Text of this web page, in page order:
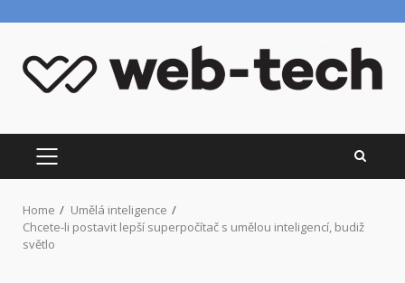
content
PRIMARY
MENU
Home
Umělá inteligence
Chcete-li postavit lepší superpočítač s umělou inteligencí, budiž
světlo